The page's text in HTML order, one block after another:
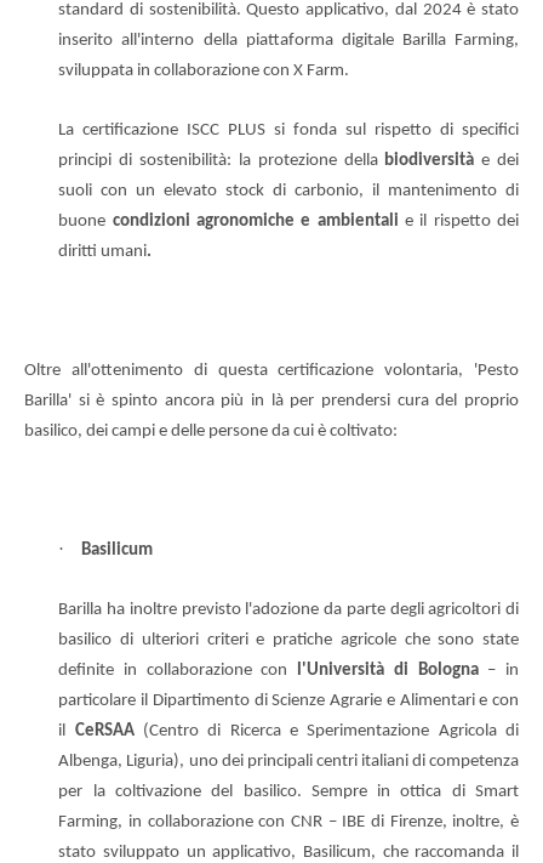
standard di sostenibilità. Questo applicativo, dal 2024 è stato
inserito all'interno della piattaforma digitale Barilla Farming,
sviluppata in collaborazione con X Farm.
La certificazione ISCC PLUS si fonda sul rispetto di specifici
principi di sostenibilità: la protezione della biodiversità e dei
suoli con un elevato stock di carbonio, il mantenimento di
buone condizioni agronomiche e ambientali e il rispetto dei
diritti umani.
Oltre all'ottenimento di questa certificazione volontaria, 'Pesto
Barilla' si è spinto ancora più in là per prendersi cura del proprio
basilico, dei campi e delle persone da cui è coltivato:
· Basilicum
Barilla ha inoltre previsto l'adozione da parte degli agricoltori di
basilico di ulteriori criteri e pratiche agricole che sono state
definite in collaborazione con l'Università di Bologna– in
particolare il Dipartimento di Scienze Agrarie e Alimentari e con
il CeRSAA (Centro di Ricerca e Sperimentazione Agricola di
Albenga, Liguria), uno dei principali centri italiani di competenza
per la coltivazione del basilico. Sempre in ottica di Smart
Farming, in collaborazione con CNR – IBE di Firenze, inoltre, è
stato sviluppato un applicativo, Basilicum, che raccomanda il